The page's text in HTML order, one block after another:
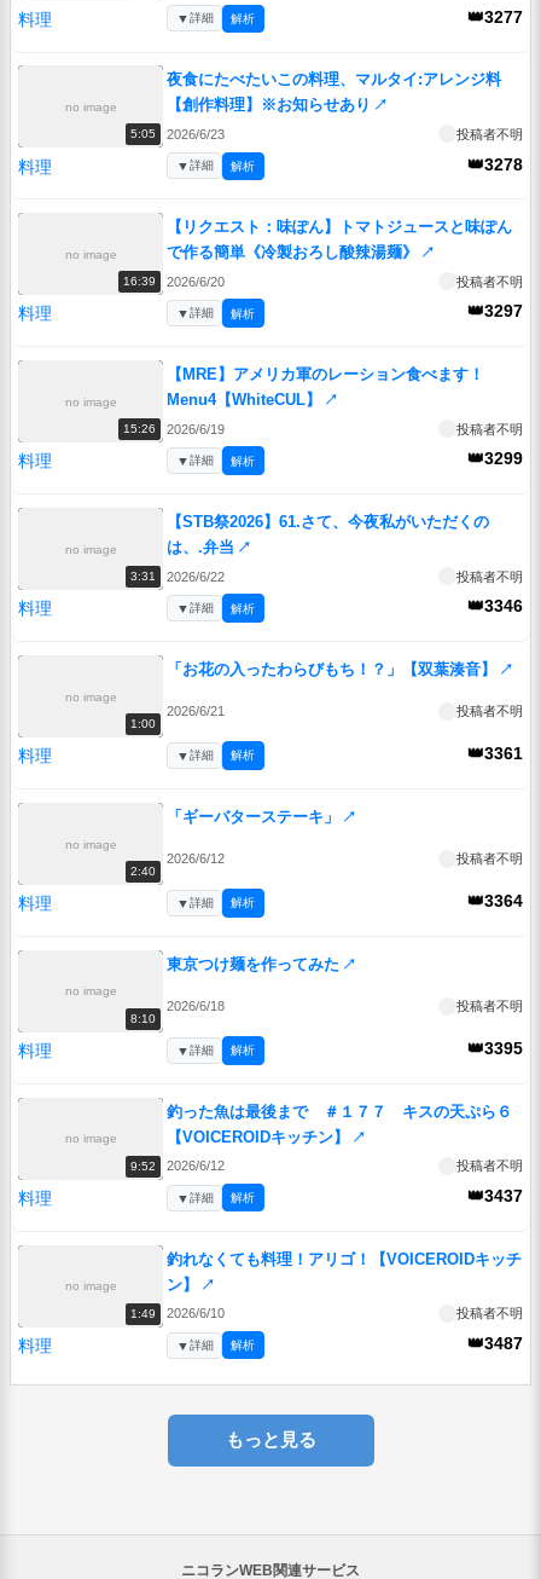
料理 👑3277
▼詳細 解析
no image
5:05
夜食にたべたいこの料理、マルタイ:アレンジ料
【創作料理】※お知らせあり ↗
2026/6/23 投稿者不明
料理 👑3278
▼詳細 解析
no image
16:39
【リクエスト：味ぽん】トマトジュースと味ぽん
で作る簡単《冷製おろし酸辣湯麺》
↗
2026/6/20 投稿者不明
料理 👑3297
▼詳細 解析
no image
15:26
【MRE】アメリカ軍のレーション食べます！
Menu4【WhiteCUL】
↗
2026/6/19 投稿者不明
料理 👑3299
▼詳細 解析
no image
3:31
【STB祭2026】61.さて、今夜私がいただくの
は、.弁当 ↗
2026/6/22 投稿者不明
料理 👑3346
▼詳細 解析
no image
1:00
「お花の入ったわらびもち！？」【双葉湊音】 ↗
2026/6/21 投稿者不明
料理 👑3361
▼詳細 解析
no image
2:40
「ギーバターステーキ」 ↗
2026/6/12 投稿者不明
料理 👑3364
▼詳細 解析
no image
8:10
東京つけ麺を作ってみた ↗
2026/6/18 投稿者不明
料理 👑3395
▼詳細 解析
no image
9:52
釣った魚は最後まで ＃１７７ キスの天ぷら６
【VOICEROIDキッチン】
↗
2026/6/12 投稿者不明
料理 👑3437
▼詳細 解析
no image
1:49
釣れなくても料理！アリゴ！【VOICEROIDキッチ
ン】
↗
2026/6/10 投稿者不明
料理 👑3487
▼詳細 解析
もっと見る
ニコランWEB関連サービス